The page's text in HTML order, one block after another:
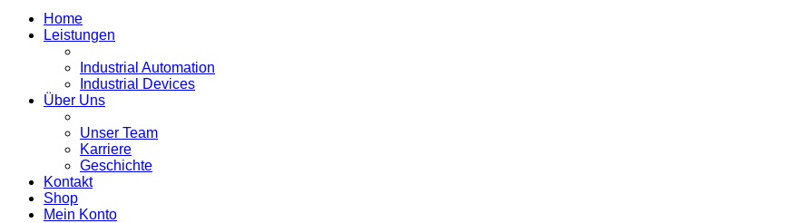
Home
Leistungen
Industrial Automation
Industrial Devices
Über Uns
Unser Team
Karriere
Geschichte
Kontakt
Shop
Mein Konto